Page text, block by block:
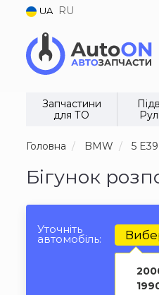
UA RU
Запчастини
для ТО
Головна BMW 5 E39
Бігунок
Уточніть
автомобіль: